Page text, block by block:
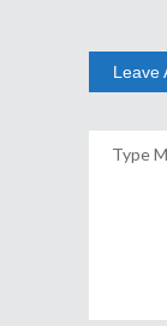
Leave